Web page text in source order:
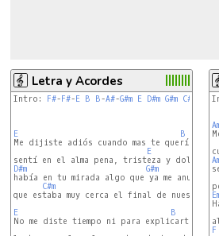
Letra y Acordes
Intro: F#-F#-E B B-A#-G#m E D#m G#m C#m
E B A#
Me dijiste adiós cuando mas te quería:
E
D#m
G#m
había en tu mirada algo que ya me anunciaba
C#m
que estaba muy cerca el final de nuestro
E
B
No me diste tiempo ni para explicarte
F